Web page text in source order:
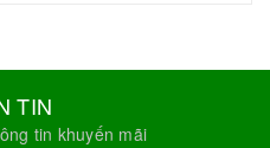
TIN
tin khuyến mãi